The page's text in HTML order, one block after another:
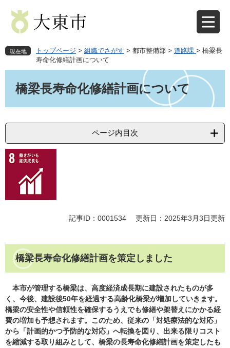
先
で
を
ば
へ
現在地 トップページ > 組織でさがす > 都市整備部 > 道路課 > 橋梁長
寿命化修繕計画について
橋梁長寿命化修繕計画について
ページ内目次
記事ID：0001534 更新日：2025年3月3日更新
橋梁長寿命化修繕計画を策定しました
本市が管理する橋梁は、高度経済成長期に建設されたものが多
く、今後、建設後50年を経過する高齢化橋梁が増加していきます。
橋梁の安全性や信頼性を確保するうえでも修繕や架替えにかかる経
費の増加も予想されます。このため、従来の「対処療法的な対応」
から「計画的かつ予防的な対応」へ転換を図り、出来る限りコスト
を縮減する取り組みとして、橋梁の長寿命化修繕計画を策定したも